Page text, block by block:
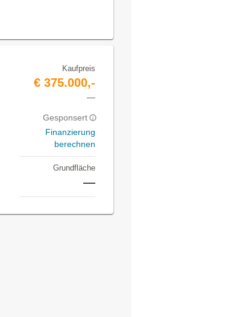
Kaufpreis
€ 375.000,-
—
Gesponsert
Finanzierung
berechnen
Grundfläche
—